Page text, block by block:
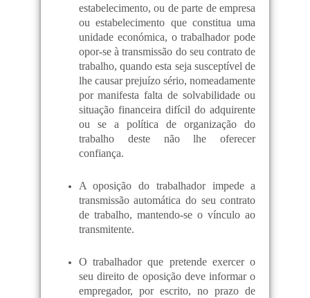
estabelecimento, ou de parte de empresa
ou estabelecimento que constitua uma
unidade económica, o trabalhador pode
opor-se à transmissão do seu contrato de
trabalho, quando esta seja susceptível de
lhe causar prejuízo sério, nomeadamente
por manifesta falta de solvabilidade ou
situação financeira difícil do adquirente
ou se a política de organização do
trabalho deste não lhe oferecer
confiança.
A oposição do trabalhador impede a
transmissão automática do seu contrato
de trabalho, mantendo-se o vínculo ao
transmitente.
O trabalhador que pretende exercer o
seu direito de oposição deve informar o
empregador, por escrito, no prazo de